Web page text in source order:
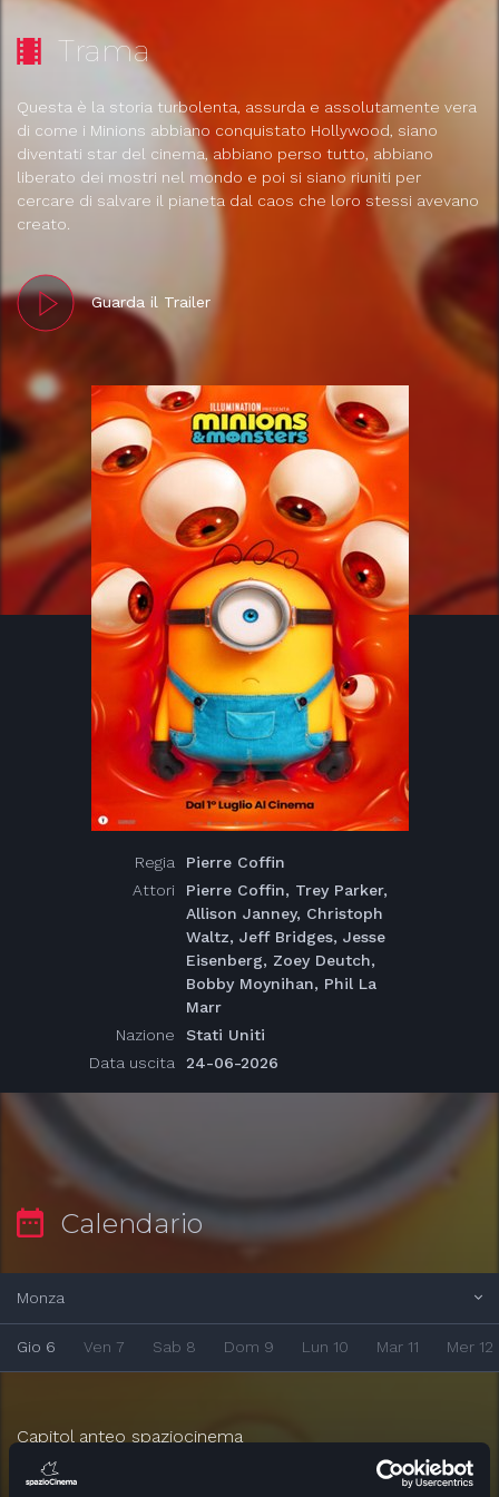
Trama
Questa è la storia turbolenta, assurda e assolutamente vera
di come i Minions abbiano conquistato Hollywood, siano
diventati star del cinema, abbiano perso tutto, abbiano
liberato dei mostri nel mondo e poi si siano riuniti per
cercare di salvare il pianeta dal caos che loro stessi avevano
creato.
Guarda il Trailer
Regia
Pierre Coffin
Attori
Pierre Coffin, Trey Parker,
Allison Janney, Christoph
Waltz, Jeff Bridges, Jesse
Eisenberg, Zoey Deutch,
Bobby Moynihan, Phil La
Marr
Nazione
Stati Uniti
Data uscita
24-06-2026
Calendario
Monza
Gio 6 Ven 7 Sab 8 Dom 9 Lun 10 Mar 11 Mer 12
Capitol anteo spaziocinema
17:30